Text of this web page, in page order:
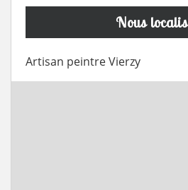
Nous
Artisan peintre Vierzy